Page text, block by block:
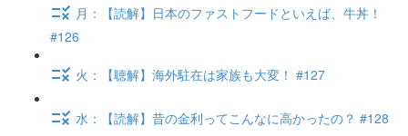
月：【読解】日本のファストフードといえば、牛丼！
#126
火：【聴解】海外駐在は家族も大変！ #127
水：【読解】昔の金利ってこんなに高かったの？ #128